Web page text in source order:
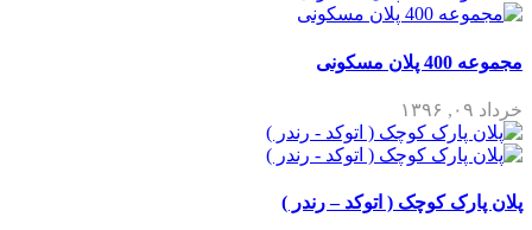
مجموعه 400 پلان مسکونی
خرداد ۰۹, ۱۳۹۶
پلان پارک کوچک ( اتوکد – رندر )